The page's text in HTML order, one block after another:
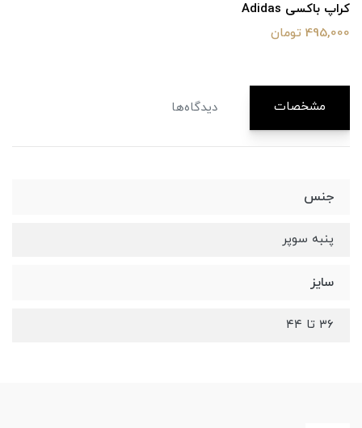
کراپ باکسی Adidas
495,000 تومان
مشخصات دیدگاه‌ها
جنس
پنبه سوپر
سایز
۳۶ تا ۴۴